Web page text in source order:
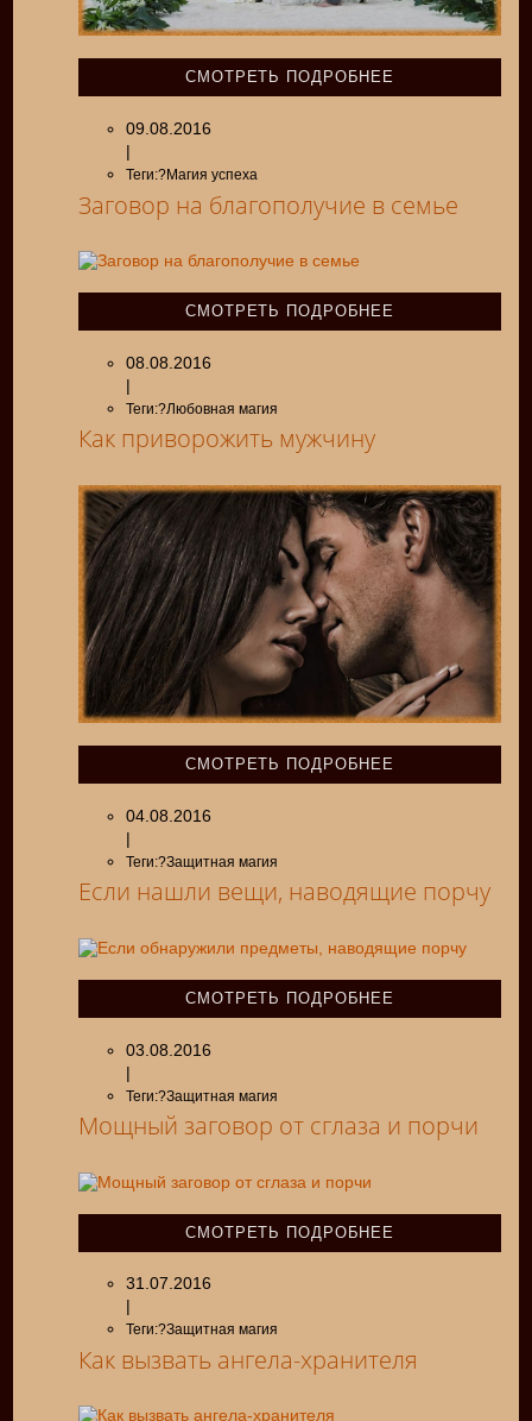
СМОТРЕТЬ ПОДРОБНЕЕ
09.08.2016
|
Теги:?Магия успеха
Заговор на благополучие в семье
СМОТРЕТЬ ПОДРОБНЕЕ
08.08.2016
|
Теги:?Любовная магия
Как приворожить мужчину
СМОТРЕТЬ ПОДРОБНЕЕ
04.08.2016
|
Теги:?Защитная магия
Если нашли вещи, наводящие порчу
СМОТРЕТЬ ПОДРОБНЕЕ
03.08.2016
|
Теги:?Защитная магия
Мощный заговор от сглаза и порчи
СМОТРЕТЬ ПОДРОБНЕЕ
31.07.2016
|
Теги:?Защитная магия
Как вызвать ангела-хранителя